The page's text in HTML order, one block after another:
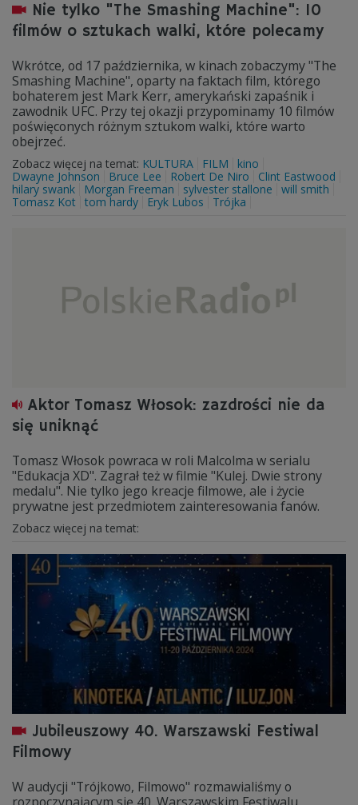
Nie tylko "The Smashing Machine": 10
filmów o sztukach walki, które polecamy
Wkrótce, od 17 października, w kinach zobaczymy "The
Smashing Machine", oparty na faktach film, którego
bohaterem jest Mark Kerr, amerykański zapaśnik i
zawodnik UFC. Przy tej okazji przypominamy 10 filmów
poświęconych różnym sztukom walki, które warto
obejrzeć.
Zobacz więcej na temat: KULTURA FILM
kino
Dwayne Johnson
Bruce Lee Robert De Niro
Clint Eastwood
hilary swank
Morgan Freeman sylvester stallone
will smith
Tomasz Kot tom hardy Eryk Lubos Trójka
Aktor Tomasz Włosok: zazdrości nie da
się uniknąć
Tomasz Włosok powraca w roli Malcolma w serialu
"Edukacja XD". Zagrał też w filmie "Kulej. Dwie strony
medalu". Nie tylko jego kreacje filmowe, ale i życie
prywatne jest przedmiotem zainteresowania fanów.
Zobacz więcej na temat:
Jubileuszowy 40. Warszawski Festiwal
Filmowy
W audycji "Trójkowo, Filmowo" rozmawialiśmy o